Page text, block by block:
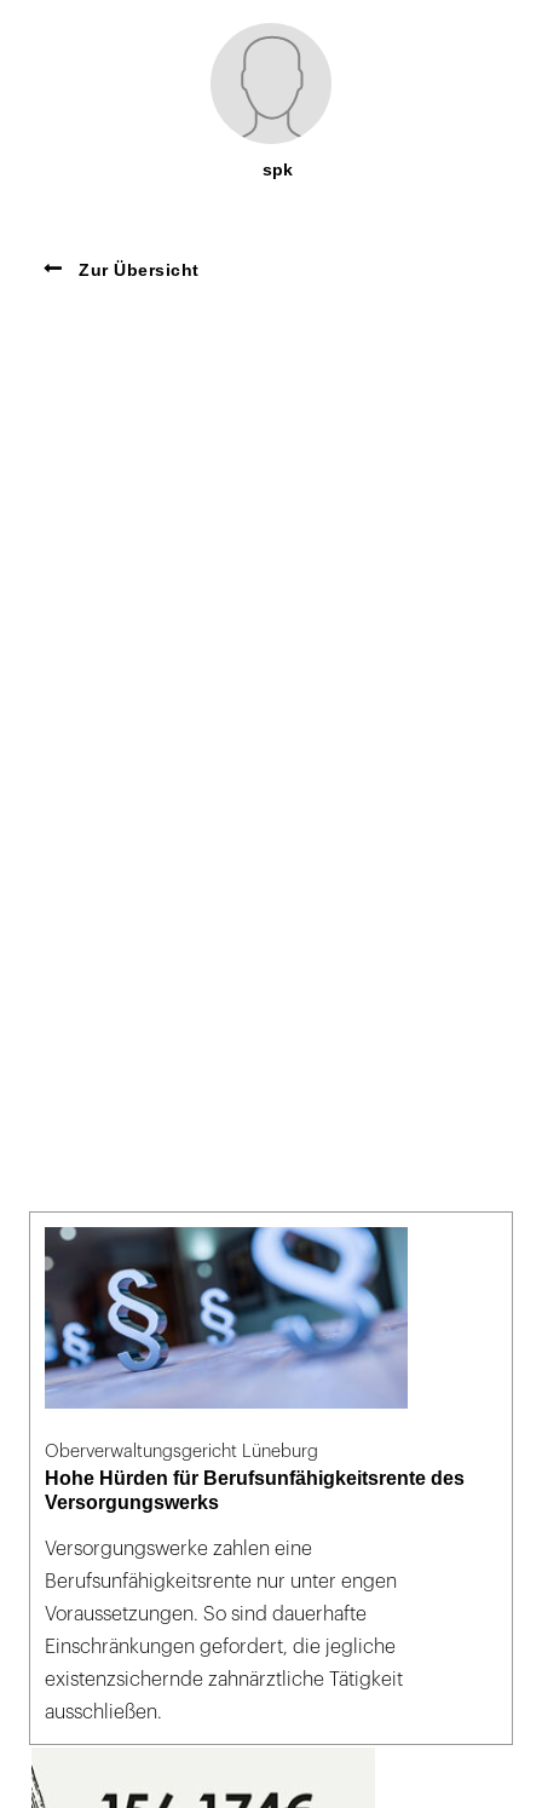
spk
Zur Übersicht
Oberverwaltungsgericht Lüneburg
Hohe Hürden für Berufsunfähigkeitsrente des
Versorgungswerks
Versorgungswerke zahlen eine
Berufsunfähigkeitsrente nur unter engen
Voraussetzungen. So sind dauerhafte
Einschränkungen gefordert, die jegliche
existenzsichernde zahnärztliche Tätigkeit
ausschließen.